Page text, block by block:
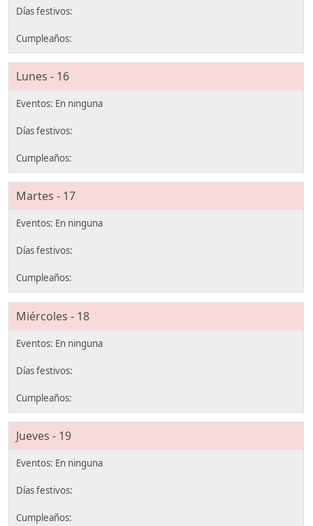
Lunes - 16
Martes - 17
Miércoles - 18
Jueves - 19